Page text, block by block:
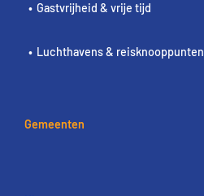
Gastvrijheid & vrije tijd
Luchthavens & reisknooppunten
Gemeenten